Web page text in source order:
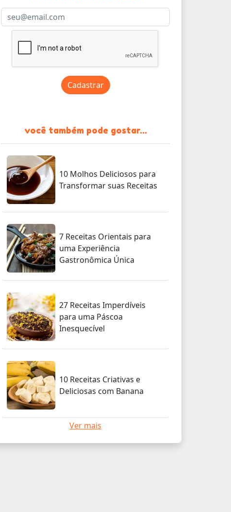
Cadastrar
você também pode gostar...
10 Molhos Deliciosos para
Transformar suas Receitas
7 Receitas Orientais para
uma Experiência
Gastronômica Única
27 Receitas Imperdíveis
para uma Páscoa
Inesquecível
10 Receitas Criativas e
Deliciosas com Banana
Ver mais